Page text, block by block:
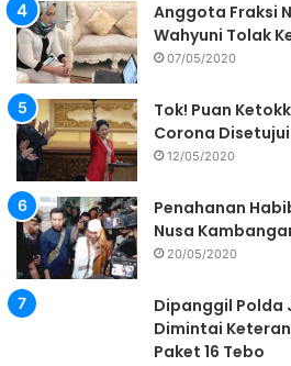
Anggota Fraksi
Wahyuni Tolak
07/05/2020
Tok! Puan
Corona
12/05/2020
Penahanan
Nusa
20/05/2020
Dipanggil Polda
Dimintai
Paket 16 Tebo